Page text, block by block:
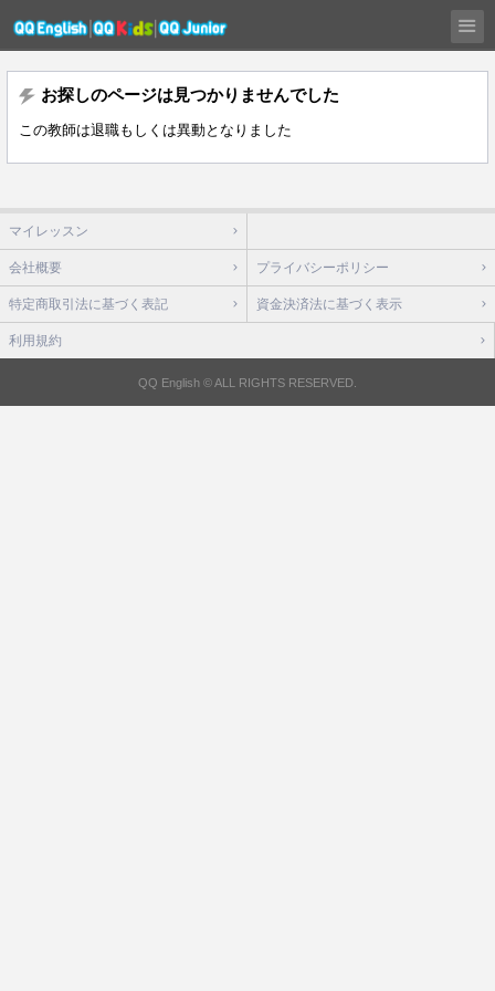
お探しのページは見つかりませんでした
この教師は退職もしくは異動となりました
マイレッスン
会社概要 プライバシーポリシー
特定商取引法に基づく表記 資金決済法に基づく表示
利用規約
QQ English © ALL RIGHTS RESERVED.